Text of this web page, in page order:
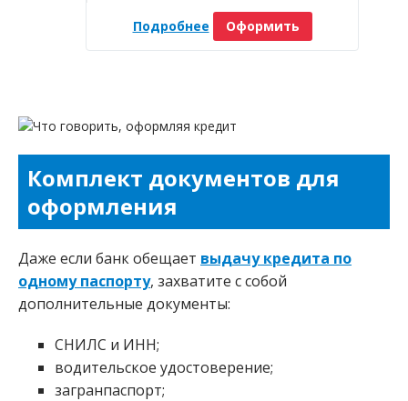
Подробнее Оформить
Комплект документов для
оформления
Даже если банк обещает выдачу кредита по
одному паспорту, захватите с собой
дополнительные документы:
СНИЛС и ИНН;
водительское удостоверение;
загранпаспорт;